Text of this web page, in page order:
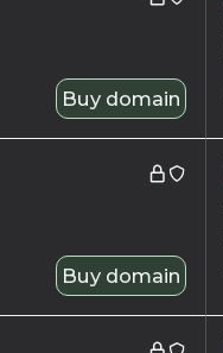
Buy domain
Buy domain